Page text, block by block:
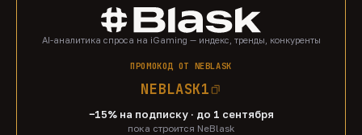
AI-аналитика спроса на iGaming — индекс, тренды, конкуренты
ПРОМОКОД ОТ NEBLASK
NEBLASK1
−15% на подписку · до 1 сентября
пока строится NeBlask